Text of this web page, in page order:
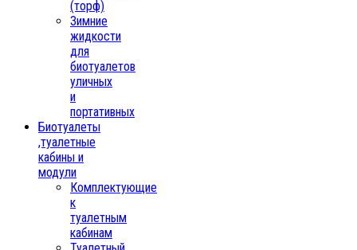
(торф)
Зимние
жидкости
для
биотуалетов
уличных
и
портативных
Биотуалеты
,туалетные
кабины и
модули
Комплектующие
к
туалетным
кабинам